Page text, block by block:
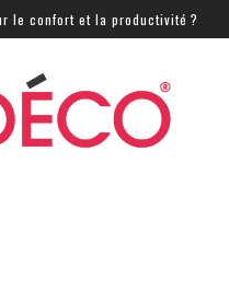
la productivité ?